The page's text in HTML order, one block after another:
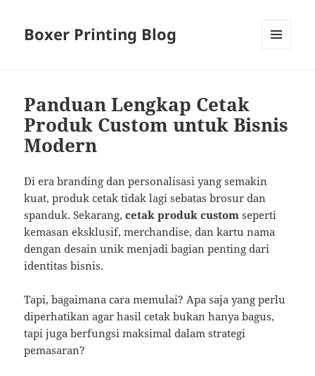
Boxer Printing Blog
Panduan Lengkap Cetak
Produk Custom untuk Bisnis
Modern
Di era branding dan personalisasi yang semakin
kuat, produk cetak tidak lagi sebatas brosur dan
spanduk. Sekarang,cetak produk custom seperti
kemasan eksklusif, merchandise, dan kartu nama
dengan desain unik menjadi bagian penting dari
identitas bisnis.
Tapi, bagaimana cara memulai? Apa saja yang perlu
diperhatikan agar hasil cetak bukan hanya bagus,
tapi juga berfungsi maksimal dalam strategi
pemasaran?